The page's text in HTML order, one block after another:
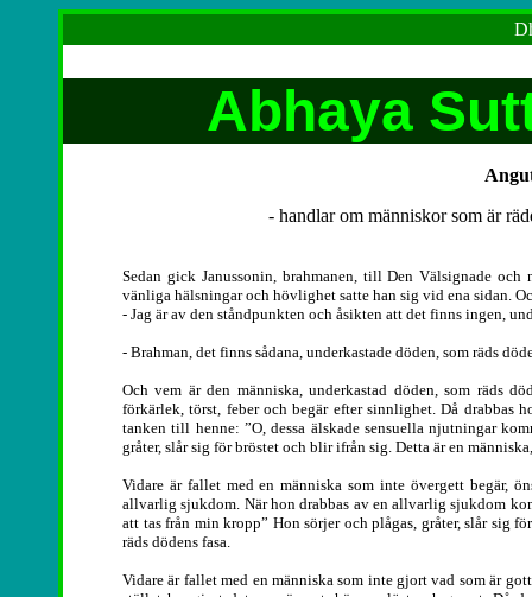
Abhaya
- handlar om människor som är
Sedan gick Janussonin, brahmanen, till Den Välsignade
vänliga hälsningar och hövlighet satte han sig vid ena sidan.
- Jag är av den ståndpunkten och åsikten att det finns ingen,
- Brahman, det finns sådana, underkastade döden, som räds
Och vem är den människa, underkastad döden, som räds
förkärlek, törst, feber och begär efter sinnlighet. Då
tanken till henne: ”O, dessa älskade sensuella njutningar
gråter, slår sig för bröstet och blir ifrån sig. Detta är en
Vidare är fallet med en människa som inte övergett begär,
allvarlig sjukdom. När hon drabbas av en allvarlig sjukdom
att tas från min kropp” Hon sörjer och plågas, gråter, slår sig
räds dödens fasa.
Vidare är fallet med en människa som inte gjort vad som är